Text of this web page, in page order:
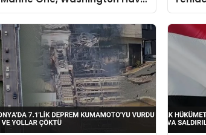
Sahasında Tehlike Atlattı